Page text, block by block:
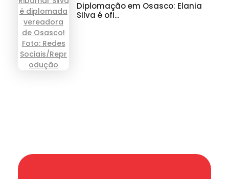
Diplomação em Osasco: Elania
Silva é ofi...